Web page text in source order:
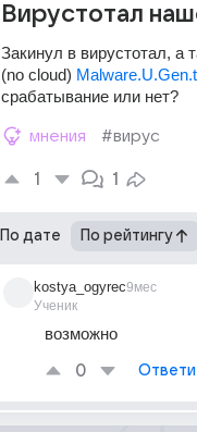
Вирустотал
Закинул в вирустотал, а
(no cloud)
срабатывание или нет?
мнения #вирус
1 1
По дате По рейтингу
kostya_ogyrec
Ученик
9мес
возможно
0